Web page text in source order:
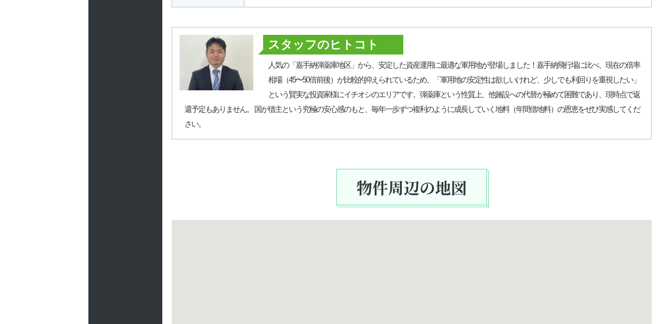
スタッフのヒトコト
人気の「嘉手納弾薬庫地区」から、安定した資産運用に最適な軍用地が登場しました！嘉手納飛行場に比べ、現在の倍率
相場（45〜50倍前後）が比較的抑えられているため、「軍用地の安定性は欲しいけれど、少しでも利回りを重視したい」
という賢実な投資家様にイチオシのエリアです。弾薬庫という性質上、他施設への代替が極めて困難であり、現時点で返
還予定もありません。 国が借主という究極の安心感のもと、毎年一歩ずつ複利のように成長していく地料（年間借地料）の恩恵をぜひ実感してくだ
さい。
物件周辺の地図